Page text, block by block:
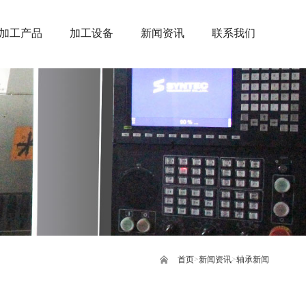
加工产品 加工设备 新闻资讯 联系我们
首页>新闻资讯>轴承新闻